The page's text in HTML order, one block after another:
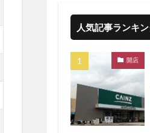
人気記事ランキ
開店